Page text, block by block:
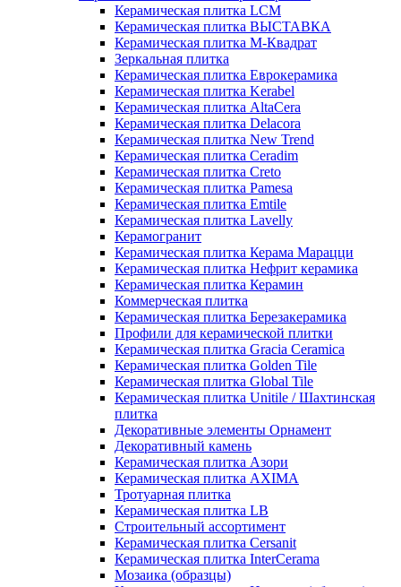
Керамическая плитка LCM
Керамическая плитка ВЫСТАВКА
Керамическая плитка М-Квадрат
Зеркальная плитка
Керамическая плитка Еврокерамика
Керамическая плитка Kerabel
Керамическая плитка AltaCera
Керамическая плитка Delacora
Керамическая плитка New Trend
Керамическая плитка Ceradim
Керамическая плитка Creto
Керамическая плитка Pamesa
Керамическая плитка Emtile
Керамическая плитка Lavelly
Керамогранит
Керамическая плитка Керама Марацци
Керамическая плитка Нефрит керамика
Керамическая плитка Керамин
Коммерческая плитка
Керамическая плитка Березакерамика
Профили для керамической плитки
Керамическая плитка Gracia Ceramica
Керамическая плитка Golden Tile
Керамическая плитка Global Tile
Керамическая плитка Unitile / Шахтинская
плитка
Декоративные элементы Орнамент
Декоративный камень
Керамическая плитка Азори
Керамическая плитка AXIMA
Тротуарная плитка
Керамическая плитка LB
Строительный ассортимент
Керамическая плитка Cersanit
Керамическая плитка InterCerama
Мозаика (образцы)